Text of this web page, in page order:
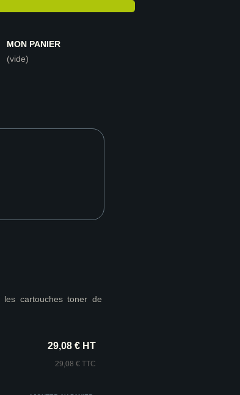
MON PANIER
(vide)
les cartouches toner de
29,08 € HT
29,08 € TTC